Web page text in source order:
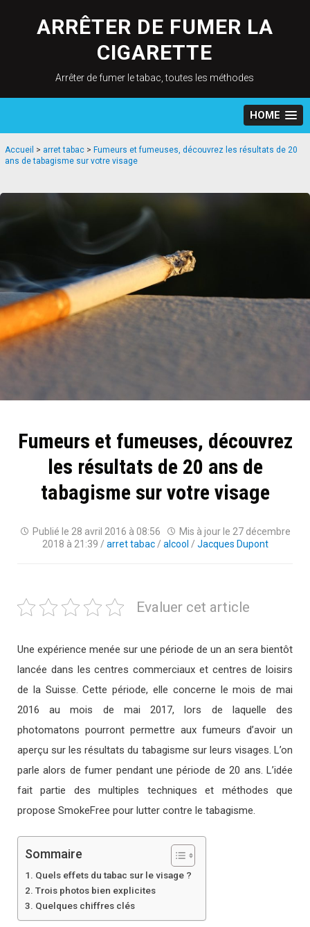
content
ARRÊTER DE FUMER LA
CIGARETTE
Arrêter de fumer le tabac, toutes les méthodes
HOME
Accueil > arret tabac > Fumeurs et fumeuses, découvrez les résultats de 20
ans de tabagisme sur votre visage
Fumeurs et fumeuses, découvrez
les résultats de 20 ans de
tabagisme sur votre visage
Publié le 28 avril 2016 à 08:56 Mis à jour le 27 décembre
2018 à 21:39 / arret tabac/ alcool / Jacques Dupont
Evaluer cet article
Une expérience menée sur une période de un an sera bientôt
lancée dans les centres commerciaux et centres de loisirs
de la Suisse. Cette période, elle concerne le mois de mai
2016 au mois de mai 2017, lors de laquelle des
photomatons pourront permettre aux fumeurs d’avoir un
aperçu sur les résultats du tabagisme sur leurs visages. L’on
parle alors de fumer pendant une période de 20 ans. L’idée
fait partie des multiples techniques et méthodes que
propose SmokeFree pour lutter contre le tabagisme.
Sommaire
Quels effets du tabac sur le visage ?
Trois photos bien explicites
Quelques chiffres clés